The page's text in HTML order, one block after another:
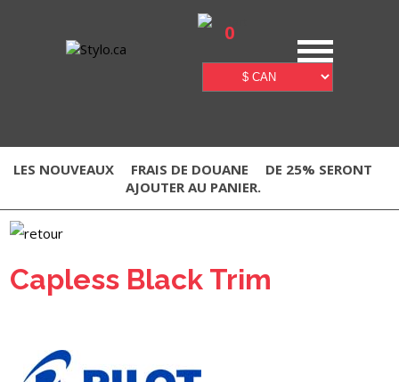
0
LES NOUVEAUX FRAIS DE DOUANE
DE 25% SERONT
AJOUTER AU PANIER.
Capless Black Trim